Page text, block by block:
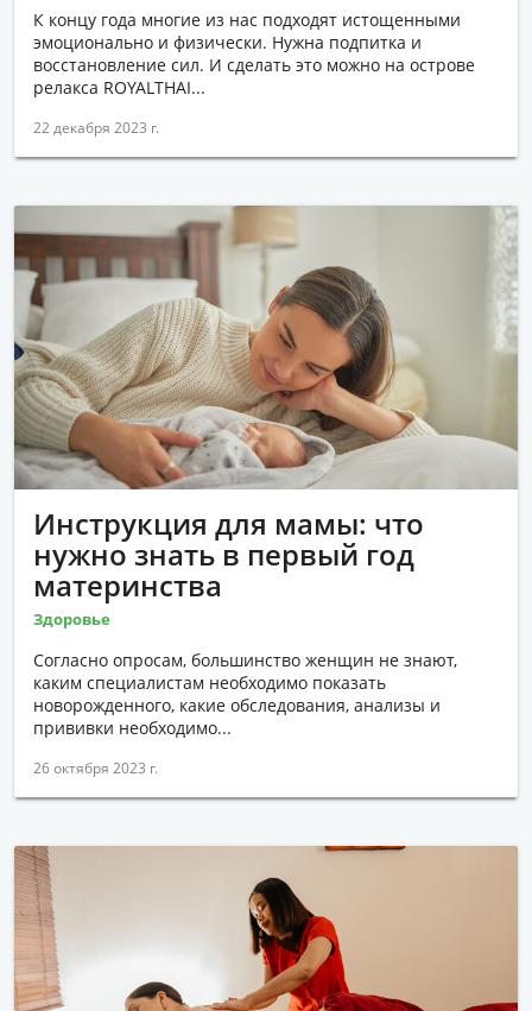
К концу года многие из нас подходят истощенными
эмоционально и физически. Нужна подпитка и
восстановление сил. И сделать это можно на острове
релакса ROYALTHAI...
22 декабря 2023 г.
Инструкция для мамы: что
нужно знать в первый год
материнства
Здоровье
Согласно опросам, большинство женщин не знают,
каким специалистам необходимо показать
новорожденного, какие обследования, анализы и
прививки необходимо...
26 октября 2023 г.